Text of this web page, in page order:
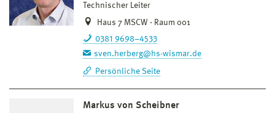
Technischer Leiter
Haus 7 MSCW · Raum 001
0381 9698–4533
sven.herberg@hs-wismar.de
Persönliche Seite
Markus von Scheibner